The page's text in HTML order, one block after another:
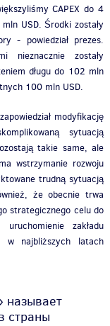
CAPEX do 4
USD. Środki zostały
- powiedział prezes.
nieznacznie zostały
długu do 102 mln
100 mln USD.
modyfikację
sytuacją
takie same, ale
wstrzymanie rozwoju
trudną sytuacją
że obecnie trwa
strategicznego celu do
zakładu
najbliższych latach
называет
страны